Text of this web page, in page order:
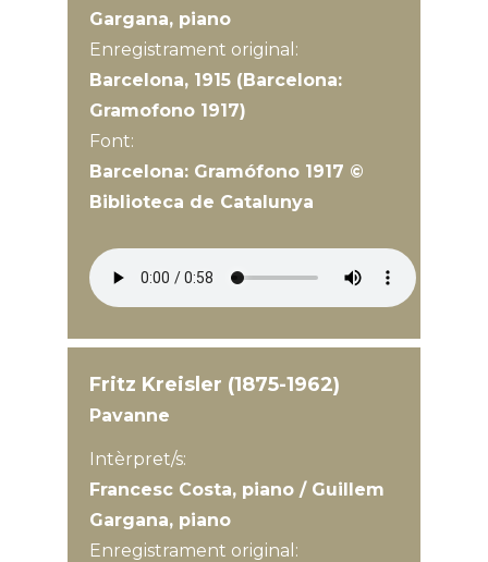
Gargana, piano
Enregistrament original:
Barcelona, 1915 (Barcelona:
Gramofono 1917)
Font:
Barcelona: Gramófono 1917 ©
Biblioteca de Catalunya
Fritz Kreisler (1875-1962)
Pavanne
Intèrpret/s:
Francesc Costa, piano / Guillem
Gargana, piano
Enregistrament original: